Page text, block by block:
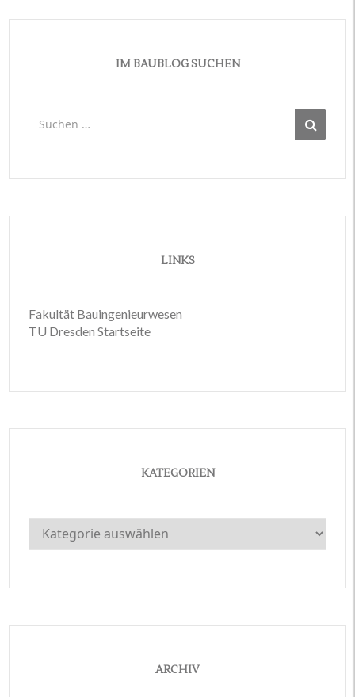
IM BAUBLOG SUCHEN
nach:
LINKS
Fakultät Bauingenieurwesen
TU Dresden Startseite
KATEGORIEN
Kategorien
ARCHIV